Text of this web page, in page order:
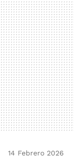
14 Febrero 2026